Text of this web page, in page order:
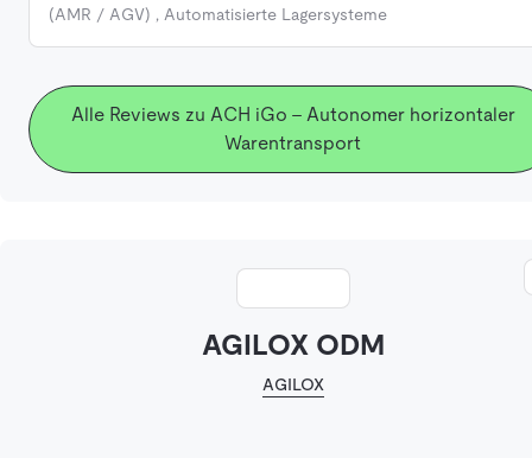
(AMR / AGV) , Automatisierte Lagersysteme
Alle Reviews zu ACH iGo - Autonomer horizontaler
Warentransport
AGILOX ODM
AGILOX